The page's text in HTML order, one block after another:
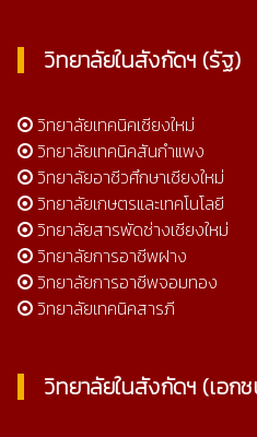
วิทยาลัยในสังกัดฯ (รัฐ)
วิทยาลัยเทคนิคเชียงใหม่
วิทยาลัยเทคนิคสันกำแพง
วิทยาลัยอาชีวศึกษาเชียงใหม่
วิทยาลัยเกษตรและเทคโนโลยี
วิทยาลัยสารพัดช่างเชียงใหม่
วิทยาลัยการอาชีพฝาง
วิทยาลัยการอาชีพจอมทอง
วิทยาลัยเทคนิคสารภี
วิทยาลัยในสังกัดฯ (เอก